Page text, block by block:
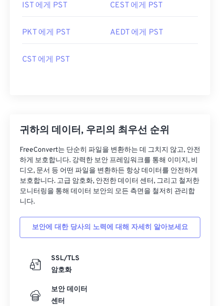
IST 에게 PST CEST 에게 PST
PKT 에게 PST AEDT 에게 PST
CST 에게 PST
귀하의 데이터, 우리의 최우선 순위
FreeConvert는 단순히 파일을 변환하는 데 그치지 않고, 안전
하게 보호합니다. 강력한 보안 프레임워크를 통해 이미지, 비
디오, 문서 등 어떤 파일을 변환하든 항상 데이터를 안전하게
보호합니다. 고급 암호화, 안전한 데이터 센터, 그리고 철저한
모니터링을 통해 데이터 보안의 모든 측면을 철저히 관리합
니다.
보안에 대한 당사의 노력에 대해 자세히 알아보세요
SSL/TLS
암호화
보안 데이터
센터